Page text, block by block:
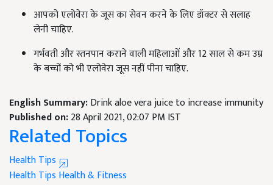
आपको एलोवेरा के जूस का सेवन करने के लिए डॉक्टर से सलाह
लेनी चाहिए.
गर्भवती और स्तनपान कराने वाली महिलाओं और 12 साल से कम उम्र
के बच्चों को भी एलोवेरा जूस नहीं पीना चाहिए.
English Summary:Drink aloe vera juice to increase immunity
Published on:28 April 2021, 02:07 PM IST
Related Topics
Health Tips
Health Tips Health & Fitness